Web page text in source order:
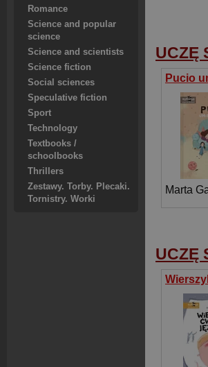
Romance
Science and popular
science
Science and scientists
Science fiction
Social sciences
Speculative fiction
Sport
Technology
Textbooks /
schoolbooks
Thrillers
Zestawy. Torby. Plecaki.
Tornistry. Worki
UCZĘ
Marta
UCZĘ